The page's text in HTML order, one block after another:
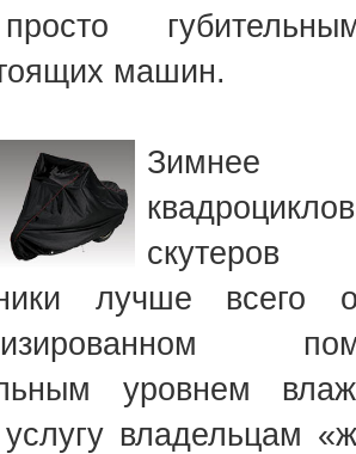
машин.
Зимнее
лучше всего
уровнем
владельцам